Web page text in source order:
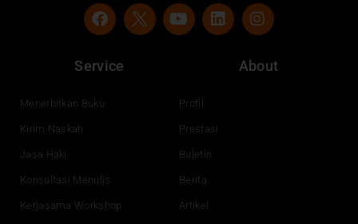
F
a
e
b
o
Y
o
e
L
i
n
I
n
t
a
Service
Menerbitkan Buku
Kirim Naskah
Jasa Haki
Konsultasi Menulis
Kerjasama Workshop
About
Profil
Prestasi
Buletin
Berita
Artikel